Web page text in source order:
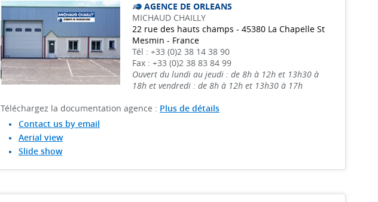
AGENCE DE ORLEANS
MICHAUD CHAILLY
22 rue des hauts champs - 45380 La Chapelle St
Mesmin - France
Tél : +33 (0)2 38 14 38 90
Fax : +33 (0)2 38 83 84 99
Ouvert du lundi au jeudi : de 8h à 12h et 13h30 à
18h et vendredi : de 8h à 12h et 13h30 à 17h
Téléchargez la documentation agence : Plus de détails
Contact us by email
Aerial view
Slide show